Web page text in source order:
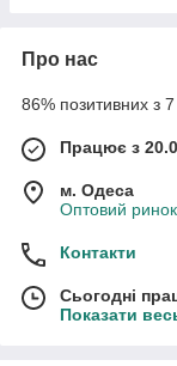
Про нас
86% позитивних з 7
Працює з
м. Одеса
Оптовий
Контакти
Сьогодні
Показати